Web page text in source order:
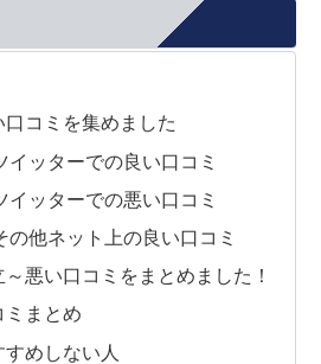
コミを集めました
ッターでの良い口コミ
ッターでの悪い口コミ
他ネット上の良い口コミ
悪い口コミをまとめました！
ミまとめ
めしない人